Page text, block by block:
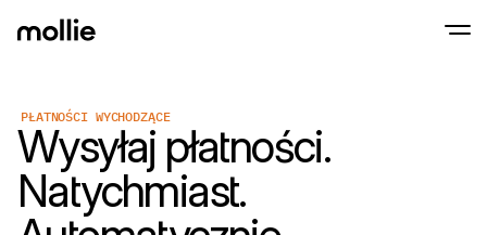
PŁATNOŚCI WYCHODZĄCE
Wysyłaj płatności.
Natychmiast.
Tap to Pay na iPhonie
Akceptuj płatności zbliżeniowe
Dowiedz się więcej